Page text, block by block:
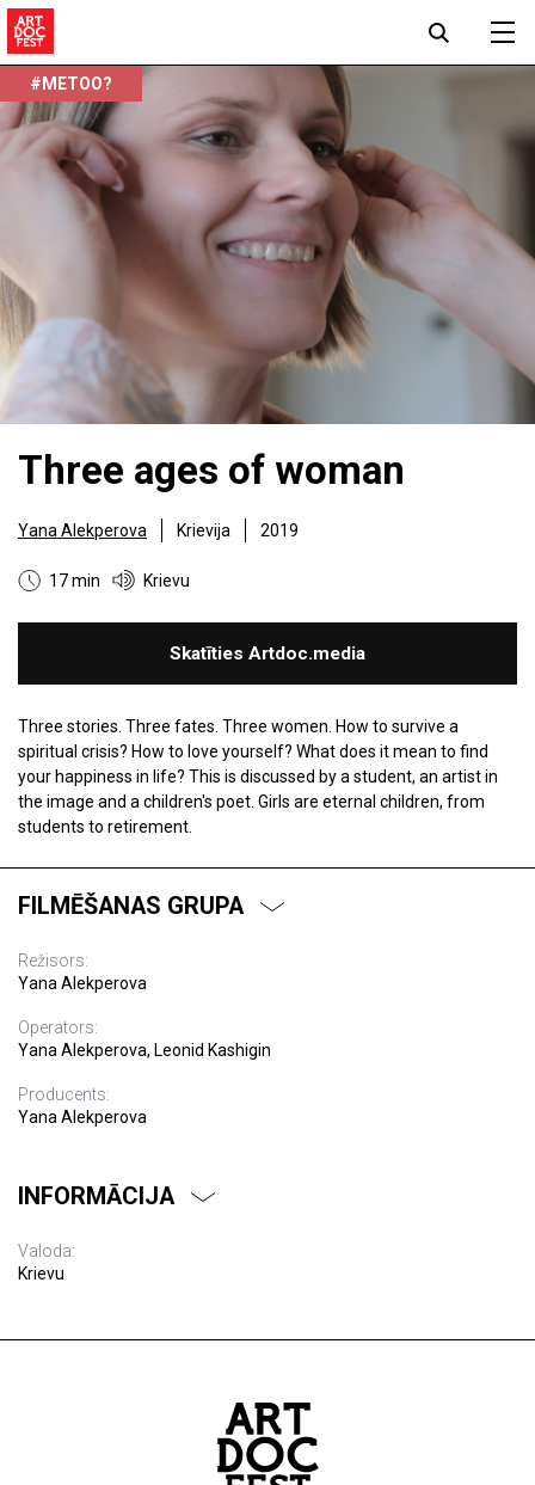
#METOO?
Three ages of woman
Yana Alekperova Krievija 2019
17 min Krievu
Skatīties Artdoc.media
Three stories. Three fates. Three women. How to survive a
spiritual crisis? How to love yourself? What does it mean to find
your happiness in life? This is discussed by a student, an artist in
the image and a children's poet. Girls are eternal children, from
students to retirement.
FILMĒŠANAS GRUPA
Režisors:
Yana Alekperova
Operators:
Yana Alekperova, Leonid Kashigin
Producents:
Yana Alekperova
INFORMĀCIJA
Valoda:
Krievu